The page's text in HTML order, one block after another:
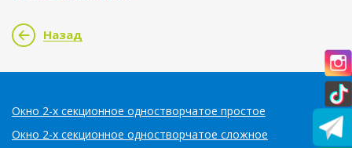
Назад
Окно 2-х секционное одностворчатое простое
Окно 2-х секционное одностворчатое сложное